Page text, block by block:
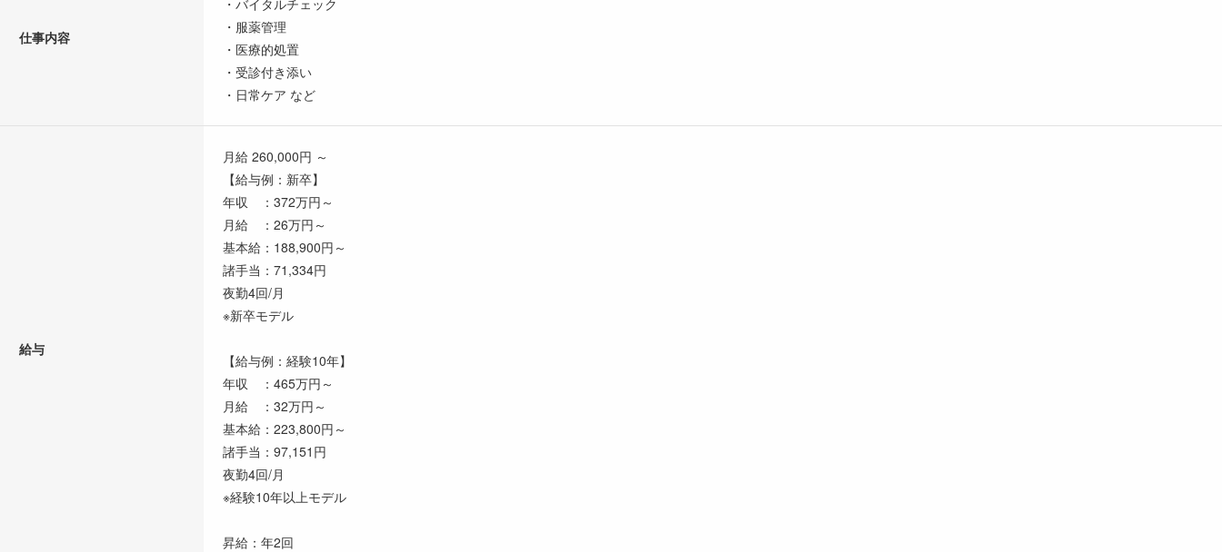
仕事内容
・服薬管理
・医療的処置
・受診付き添い
・日常ケア など
給与
月給 260,000円 ～
【給与例：新卒】
年収 ：372万円～
月給 ：26万円～
基本給：188,900円～
諸手当：71,334円
夜勤4回/月
※新卒モデル
【給与例：経験10年】
年収 ：465万円～
月給 ：32万円～
基本給：223,800円～
諸手当：97,151円
夜勤4回/月
※経験10年以上モデル
昇給：年2回